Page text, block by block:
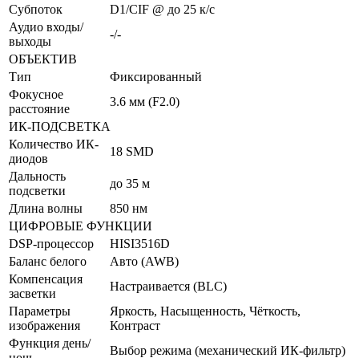
Субпоток
D1/CIF @ до 25 к/с
Аудио входы/
выходы
-/-
ОБЪЕКТИВ
Тип
Фиксированный
Фокусное
расстояние
3.6 мм (F2.0)
ИК-ПОДСВЕТКА
Количество ИК-
диодов
18 SMD
Дальность
подсветки
до 35 м
Длина волны
850 нм
ЦИФРОВЫЕ ФУНКЦИИ
DSP-процессор
HISI3516D
Баланс белого
Авто (AWB)
Компенсация
засветки
Настраивается (BLC)
Параметры
изображения
Яркость, Насыщенность, Чёткость,
Контраст
Функция день/
Выбор режима (механический ИК-фильтр)